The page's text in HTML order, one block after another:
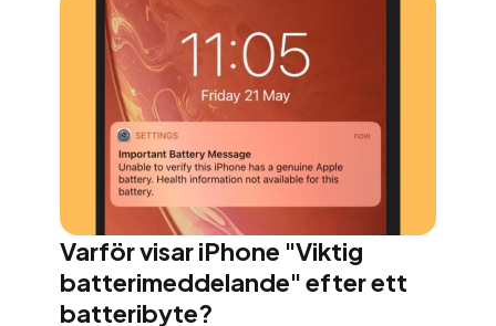
Varför visar iPhone "Viktig
batterimeddelande" efter ett
batteribyte?